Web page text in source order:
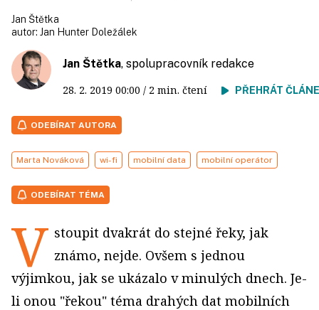
Jan Štětka
autor: Jan Hunter Doležálek
Jan Štětka, spolupracovník redakce
28. 2. 2019 00:00 / 2 min. čtení PŘEHRÁT
ODEBÍRAT AUTORA
Marta Nováková wi-fi mobilní data mobilní operátor
ODEBÍRAT TÉMA
V stoupit dvakrát do stejné řeky, jak
známo, nejde. Ovšem s jednou
výjimkou, jak se ukázalo v minulých dnech. Je-
li onou "řekou" téma drahých dat mobilních